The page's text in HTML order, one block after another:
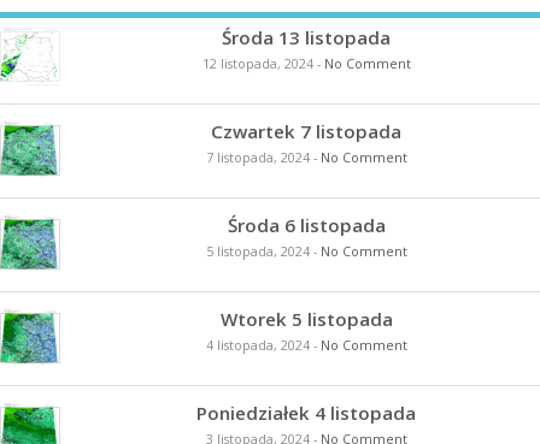
Środa 13 listopada
12 listopada, 2024- No Comment
Czwartek 7 listopada
7 listopada, 2024- No Comment
Środa 6 listopada
5 listopada, 2024- No Comment
Wtorek 5 listopada
4 listopada, 2024- No Comment
Poniedziałek 4 listopada
3 listopada, 2024- No Comment